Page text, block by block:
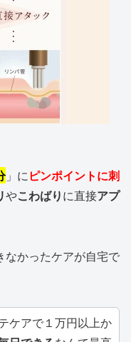
」にピンポイントに刺
やこわばりに直接アプ
なかったケアが自宅で
ケアで１万円以上か